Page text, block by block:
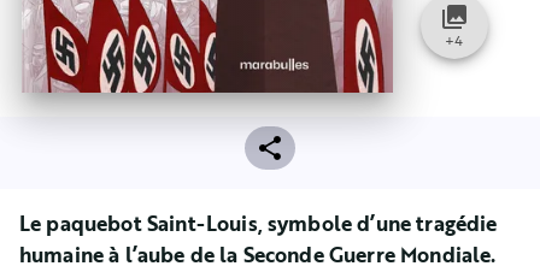
Le paquebot Saint-Louis, symbole d’une tragédie
humaine à l’aube de la Seconde Guerre Mondiale.
collections
+4